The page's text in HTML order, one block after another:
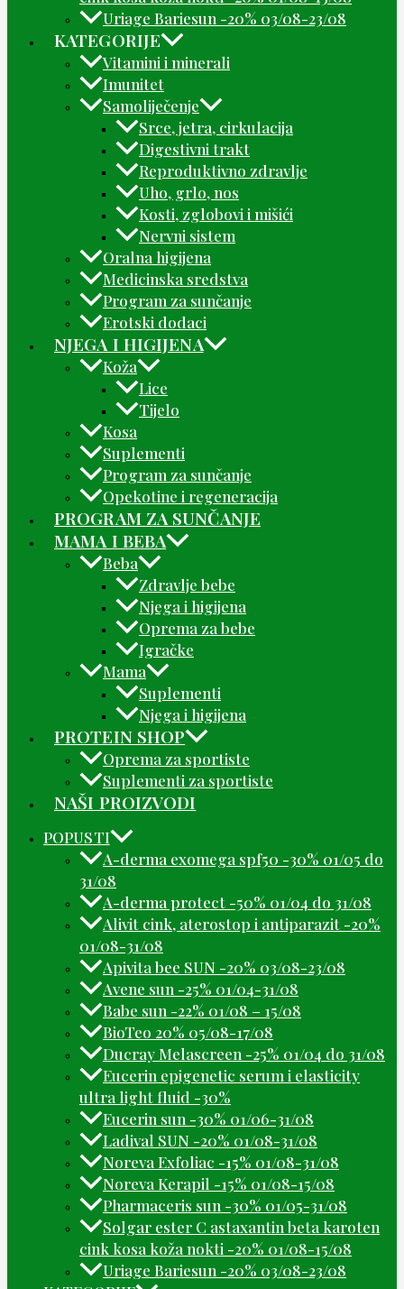
Uriage Bariesun -20% 03/08-23/08
KATEGORIJE
Vitamini i minerali
Imunitet
Samoliječenje
Srce, jetra, cirkulacija
Digestivni trakt
Reproduktivno zdravlje
Uho, grlo, nos
Kosti, zglobovi i mišići
Nervni sistem
Oralna higijena
Medicinska sredstva
Program za sunčanje
Erotski dodaci
NJEGA I HIGIJENA
Koža
Lice
Tijelo
Kosa
Suplementi
Program za sunčanje
Opekotine i regeneracija
PROGRAM ZA SUNČANJE
MAMA I BEBA
Beba
Zdravlje bebe
Njega i higijena
Oprema za bebe
Igračke
Mama
Suplementi
Njega i higijena
PROTEIN SHOP
Oprema za sportiste
Suplementi za sportiste
NAŠI PROIZVODI
POPUSTI
A-derma exomega spf50 -30% 01/05 do
31/08
A-derma protect -50% 01/04 do 31/08
Alivit cink, aterostop i antiparazit -20%
01/08-31/08
Apivita bee SUN -20% 03/08-23/08
Avene sun -25% 01/04-31/08
Babe sun -22% 01/08 – 15/08
BioTeo 20% 05/08-17/08
Ducray Melascreen -25% 01/04 do 31/08
Eucerin epigenetic serum i elasticity
ultra light fluid -30%
Eucerin sun -30% 01/06-31/08
Ladival SUN -20% 01/08-31/08
Noreva Exfoliac -15% 01/08-31/08
Noreva Kerapil -15% 01/08-15/08
Pharmaceris sun -30% 01/05-31/08
Solgar ester C astaxantin beta karoten
cink kosa koža nokti -20% 01/08-15/08
Uriage Bariesun -20% 03/08-23/08